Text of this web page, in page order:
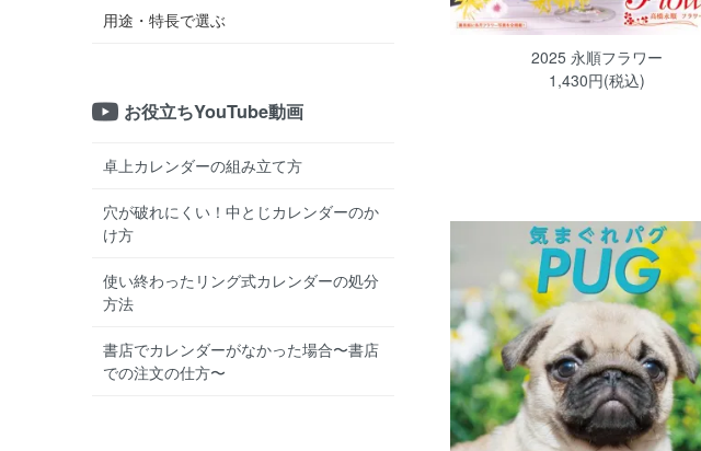
2025 永順フラワー
1,430円(税込)
用途・特長で選ぶ
お役立ちYouTube動画
卓上カレンダーの組み立て方
穴が破れにくい！中とじカレンダーのか
け方
使い終わったリング式カレンダーの処分
方法
書店でカレンダーがなかった場合〜書店
での注文の仕方〜